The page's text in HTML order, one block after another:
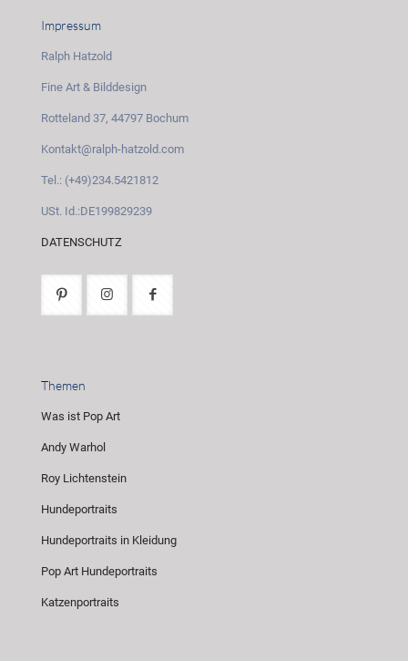
Impressum
Ralph Hatzold
Fine Art & Bilddesign
Rotteland 37, 44797 Bochum
Kontakt@ralph-hatzold.com
Tel.: (+49)234.5421812
USt. Id.:DE199829239
DATENSCHUTZ
Themen
Was ist Pop Art
Andy Warhol
Roy Lichtenstein
Hundeportraits
Hundeportraits in Kleidung
Pop Art Hundeportraits
Katzenportraits